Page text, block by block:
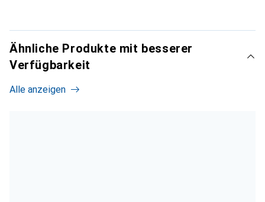
Ähnliche Produkte mit besserer
Verfügbarkeit
Alle anzeigen